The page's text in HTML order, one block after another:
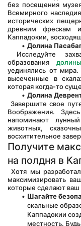
без посещения
Всемирного
исторических
древним фрескам
Каппадокии,
Долина
образования
уединялись от
высеченные в
которая когда-то
Долина
Завершите свое
Воображения.
напоминают
животных,
восхитительное
Получите
на полдня в
максимизировать
которые сделают
Шагайте
скальные
Каппадокии
местность.